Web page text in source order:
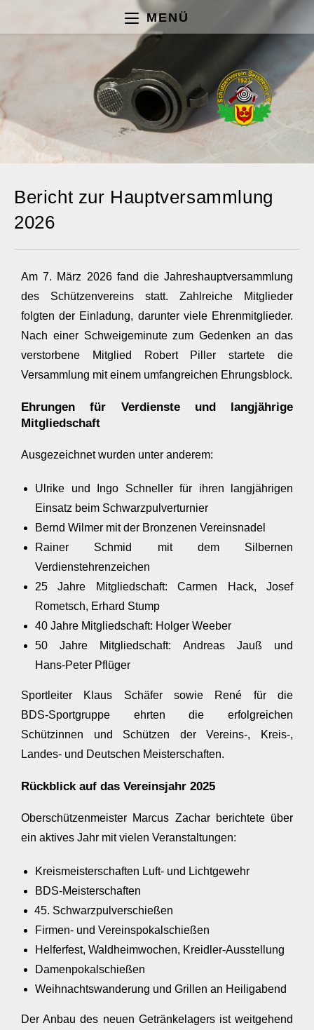
MENÜ
Bericht zur Hauptversammlung
2026
Am 7. März 2026 fand die Jahreshauptversammlung
des Schützenvereins statt. Zahlreiche Mitglieder
folgten der Einladung, darunter viele Ehrenmitglieder.
Nach einer Schweigeminute zum Gedenken an das
verstorbene Mitglied Robert Piller startete die
Versammlung mit einem umfangreichen Ehrungsblock.
Ehrungen für Verdienste und langjährige
Mitgliedschaft
Ausgezeichnet wurden unter anderem:
Ulrike und Ingo Schneller für ihren langjährigen
Einsatz beim Schwarzpulverturnier
Bernd Wilmer mit der Bronzenen Vereinsnadel
Rainer Schmid mit dem Silbernen
Verdienstehrenzeichen
25 Jahre Mitgliedschaft: Carmen Hack, Josef
Rometsch, Erhard Stump
40 Jahre Mitgliedschaft: Holger Weeber
50 Jahre Mitgliedschaft: Andreas Jauß und
Hans‑Peter Pflüger
Sportleiter Klaus Schäfer sowie René für die
BDS‑Sportgruppe ehrten die erfolgreichen
Schützinnen und Schützen der Vereins‑, Kreis‑,
Landes‑ und Deutschen Meisterschaften.
Rückblick auf das Vereinsjahr 2025
Oberschützenmeister Marcus Zachar berichtete über
ein aktives Jahr mit vielen Veranstaltungen:
Kreismeisterschaften Luft- und Lichtgewehr
BDS‑Meisterschaften
Schwarzpulverschießen
Firmen- und Vereinspokalschießen
Helferfest, Waldheimwochen, Kreidler‑Ausstellung
Damenpokalschießen
Weihnachtswanderung und Grillen an Heiligabend
Der Anbau des neuen Getränkelagers ist weitgehend